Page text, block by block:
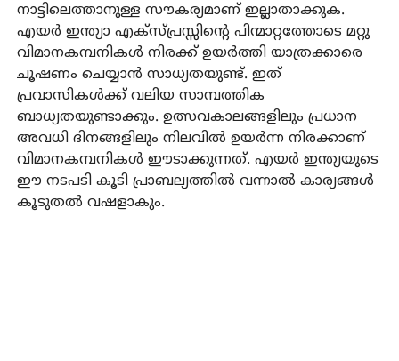
നാട്ടിലെത്താനുള്ള സൗകര്യമാണ് ഇല്ലാതാക്കുക.
എയര്‍ ഇന്ത്യാ എക്‌സ്പ്രസ്സിന്റെ പിന്മാറ്റത്തോടെ മറ്റു
വിമാനകമ്പനികള്‍ നിരക്ക് ഉയര്‍ത്തി യാത്രക്കാരെ
ചൂഷണം ചെയ്യാന്‍ സാധ്യതയുണ്ട്. ഇത്
പ്രവാസികള്‍ക്ക് വലിയ സാമ്പത്തിക
ബാധ്യതയുണ്ടാക്കും. ഉത്സവകാലങ്ങളിലും പ്രധാന
അവധി ദിനങ്ങളിലും നിലവില്‍ ഉയര്‍ന്ന നിരക്കാണ്
വിമാനകമ്പനികള്‍ ഈടാക്കുന്നത്. എയര്‍ ഇന്ത്യയുടെ
ഈ നടപടി കൂടി പ്രാബല്യത്തില്‍ വന്നാല്‍ കാര്യങ്ങള്‍
കൂടുതല്‍ വഷളാകും.